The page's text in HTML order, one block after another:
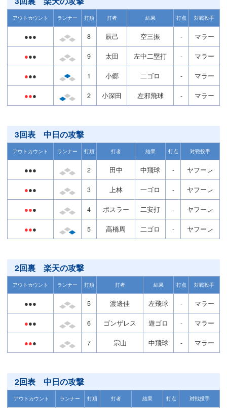
アウトカウント ランナー 打順 打者 結果 打点 対戦投手
●●● 8 辰己 空三振 - マラー
●●● 9 太田 左中二塁打 - マラー
●●● 1 小郷 二ゴロ - マラー
●●● 2 小深田 左邪飛球 - マラー
3回表 中日の攻撃
アウトカウント ランナー 打順 打者 結果 打点 対戦投手
●●● 2 田中 中飛球 - ヤフーレ
●●● 3 上林 一ゴロ - ヤフーレ
●●● 4 ボスラー 二安打 - ヤフーレ
●●● 5 高橋周 二ゴロ - ヤフーレ
2回裏 楽天の攻撃
アウトカウント ランナー 打順 打者 結果 打点 対戦投手
●●● 5 渡邊佳 左飛球 - マラー
●●● 6 ゴンザレス 遊ゴロ - マラー
●●● 7 宗山 中飛球 - マラー
2回表 中日の攻撃
アウトカウント ランナー 打順 打者 結果 打点 対戦投手